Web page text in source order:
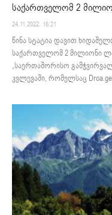
საქართველომ 2
24.11.2022. 16:21
წინა სტატია დავით
საქართველომ 2 მილიონი
„საერთაშორისო
კვლევაში, რომელსაც